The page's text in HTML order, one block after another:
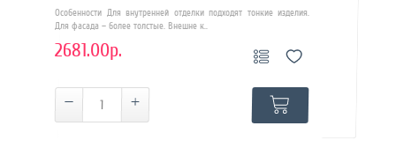
Особенности Для внутренней отделки подходят тонкие изделия.
Для фасада – более толстые. Внешне к..
2681.00р.